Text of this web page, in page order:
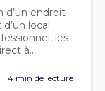
d’un endroit
local
les
à...
4 min de lecture